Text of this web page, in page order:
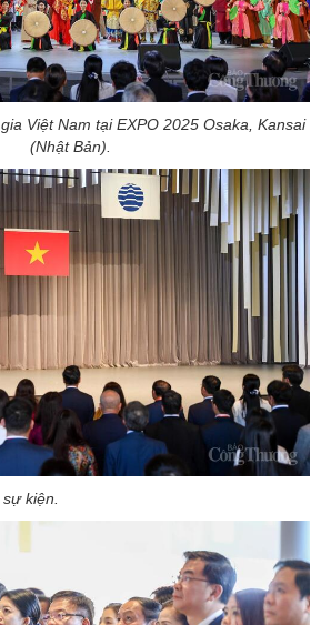
Việt Nam tại EXPO 2025 Osaka, Kansai
(Nhật Bản).
kiện.